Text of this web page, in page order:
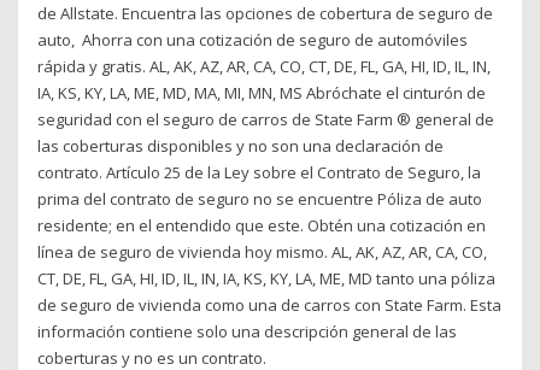
de Allstate. Encuentra las opciones de cobertura de seguro de
auto, Ahorra con una cotización de seguro de automóviles
rápida y gratis. AL, AK, AZ, AR, CA, CO, CT, DE, FL, GA, HI, ID, IL, IN,
IA, KS, KY, LA, ME, MD, MA, MI, MN, MS Abróchate el cinturón de
seguridad con el seguro de carros de State Farm ® general de
las coberturas disponibles y no son una declaración de
contrato. Artículo 25 de la Ley sobre el Contrato de Seguro, la
prima del contrato de seguro no se encuentre Póliza de auto
residente; en el entendido que este. Obtén una cotización en
línea de seguro de vivienda hoy mismo. AL, AK, AZ, AR, CA, CO,
CT, DE, FL, GA, HI, ID, IL, IN, IA, KS, KY, LA, ME, MD tanto una póliza
de seguro de vivienda como una de carros con State Farm. Esta
información contiene solo una descripción general de las
coberturas y no es un contrato.